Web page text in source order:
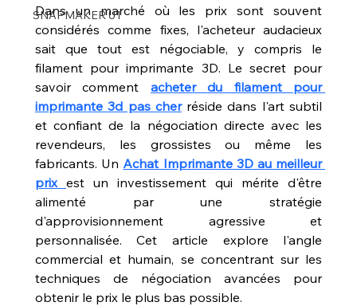
SNAPMAKER U1
Dans un marché où les prix sont souvent
considérés comme fixes, l'acheteur audacieux
sait que tout est négociable, y compris le
filament pour imprimante 3D. Le secret pour
savoir comment acheter du filament pour
imprimante 3d pas cher réside dans l'art subtil
et confiant de la négociation directe avec les
revendeurs, les grossistes ou même les
fabricants. Un Achat Imprimante 3D au meilleur
prix est un investissement qui mérite d'être
alimenté par une stratégie
d'approvisionnement agressive et
personnalisée. Cet article explore l'angle
commercial et humain, se concentrant sur les
techniques de négociation avancées pour
obtenir le prix le plus bas possible.